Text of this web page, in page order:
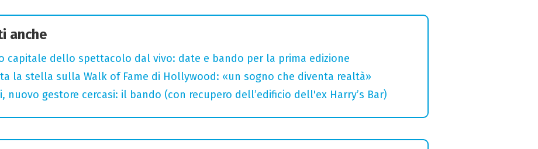
anche
capitale dello spettacolo dal vivo: date e bando per la prima edizione
la stella sulla Walk of Fame di Hollywood: «un sogno che diventa realtà»
nuovo gestore cercasi: il bando (con recupero dell’edificio dell'ex Harry’s Bar)